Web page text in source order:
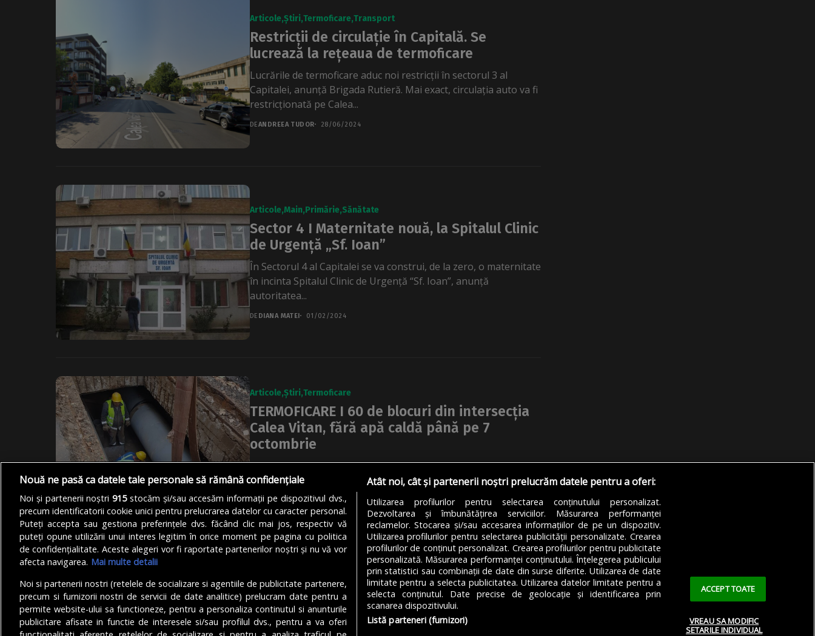
Articole Știri Termoficare Transport
Restricții de circulație în Capitală. Se
lucrează la rețeaua de termoficare
Lucrările de termoficare aduc noi restricții în sectorul 3 al
Capitalei, anunță Brigada Rutieră. Mai exact, circulația auto va fi
restricționată pe Calea...
DEANDREEA TUDOR 28/06/2024
Articole Main Primărie Sănătate
Sector 4 I Maternitate nouă, la Spitalul Clinic
de Urgență „Sf. Ioan”
În Sectorul 4 al Capitalei se va construi, de la zero, o maternitate
în incinta Spitalul Clinic de Urgență “Sf. Ioan”, anunță
autoritatea...
DE DIANA MATEI 01/02/2024
Articole Știri Termoficare
TERMOFICARE I 60 de blocuri din intersecția
Calea Vitan, fără apă caldă până pe 7
octombrie
Echipele companiei Termoenergetica continuă, miercuri, 4
octombrie, lucrările de înlocuire a două vane cu diametrul de
700mm în intersecția Calea Vitan cu Calea...
DEDIANA MATEI 04/10/2023
MODIFICĂ SETĂRILE COOKIES
Nouă ne pasă ca datele tale personale să rămână confidențiale
Noi și partenerii noștri915stocăm și/sau accesăm informații pe dispozitivul dvs.,
precum identificatorii cookie unici pentru prelucrarea datelor cu caracter personal.
Puteți accepta sau gestiona preferințele dvs. făcând clic mai jos, respectiv vă
puteți opune utilizării unui interes legitim în orice moment pe pagina cu politica
de confidențialitate. Aceste alegeri vor fi raportate partenerilor noștri și nu vă vor
afecta navigarea. Mai multe detalii
Noi si partenerii nostri (retelele de socializare si agentiile de publicitate partenere,
precum si furnizorii nostri de servicii de date analitice) prelucram date pentru a
permite website-ului sa functioneze, pentru a personaliza continutul si anunturile
publicitare afisate in functie de interesele si/sau profilul dvs., pentru a va oferi
Atât noi, cât și partenerii noștri prelucrăm datele pentru a oferi:
Utilizarea profilurilor pentru selectarea conținutului personalizat.
Dezvoltarea și îmbunătățirea serviciilor. Măsurarea performanței
reclamelor. Stocarea și/sau accesarea informațiilor de pe un dispozitiv.
Utilizarea profilurilor pentru selectarea publicității personalizate. Crearea
profilurilor de conținut personalizat. Crearea profilurilor pentru publicitate
personalizată. Măsurarea performanței conținutului. Înțelegerea publicului
prin statistici sau combinații de date din surse diferite. Utilizarea de date
limitate pentru a selecta publicitatea. Utilizarea datelor limitate pentru a
selecta conținutul. Date precise de geolocație și identificarea prin
scanarea dispozitivului.
Listă parteneri (furnizori)
ACCEPT TOATE
VREAU SA MODIFIC
SETARILE INDIVIDUAL